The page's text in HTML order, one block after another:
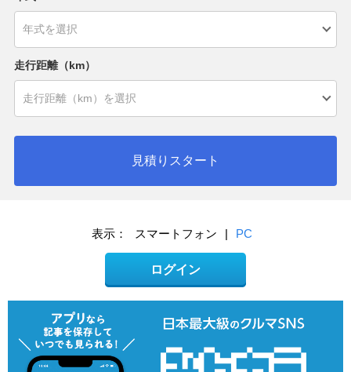
走行距離（km）
見積りスタート
表示： スマートフォン | PC
ログイン